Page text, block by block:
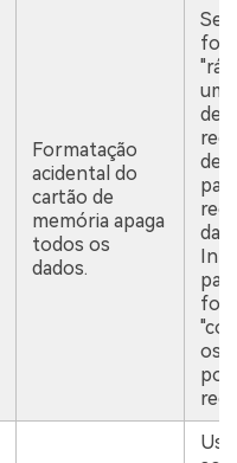
Formatação
acidental do
cartão de
memória apaga
todos os
dados.
Se
um
de
de
os